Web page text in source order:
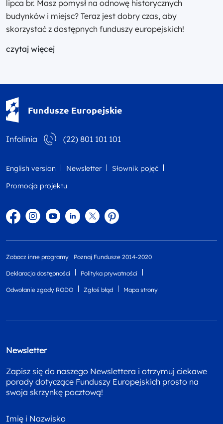
lipca br. Masz pomysł na odnowę historycznych
budynków i miejsc? Teraz jest dobry czas, aby
skorzystać z dostępnych funduszy europejskich!
czytaj więcej
Fundusze Europejskie
Infolinia (22) 801 101 101
English version Newsletter
Słownik pojęć
Promocja projektu
FacebookInstagram
YouTubeLinkedintwitterPinterest
Zobacz inne programy Poznaj Fundusze 2014-2020
Deklaracja dostępności Polityka prywatności
Odwołanie zgody RODO Zgłoś błąd Mapa strony
Newsletter
Zapisz się do naszego Newslettera i otrzymuj ciekawe
porady dotyczące Funduszy Europejskich prosto na
swoja skrzynkę pocztową!
Imię i Nazwisko